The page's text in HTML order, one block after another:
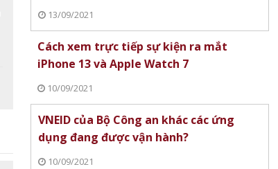
13/09/2021
Cách xem trực tiếp sự kiện ra mắt
iPhone 13 và Apple Watch 7
10/09/2021
VNEID của Bộ Công an khác các ứng
dụng đang được vận hành?
10/09/2021